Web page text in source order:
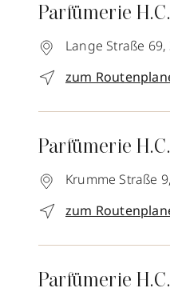
Parfümerie
Lange Straße 69,
zum
Parfümerie
Krumme Straße 9,
zum
Parfümerie